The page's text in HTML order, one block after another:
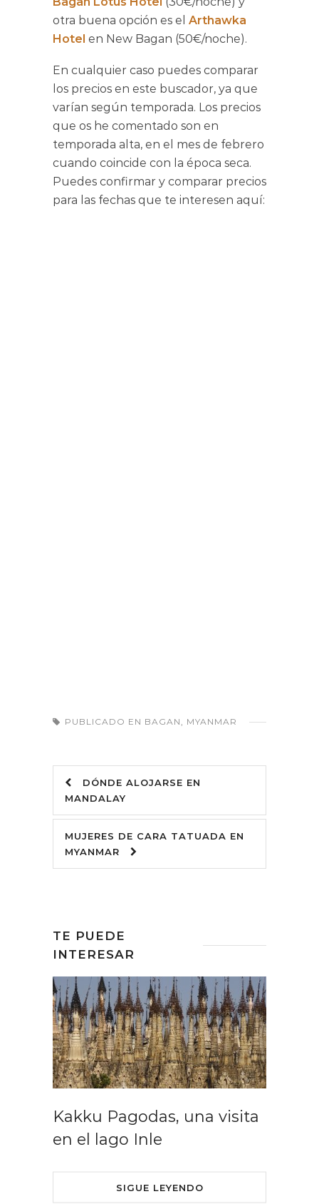
otra buena opción es el Arthawka
Hotel en New Bagan (50€/noche).
En cualquier caso puedes comparar
los precios en este buscador, ya que
varían según temporada. Los precios
que os he comentado son en
temporada alta, en el mes de febrero
cuando coincide con la época seca.
Puedes confirmar y comparar precios
para las fechas que te interesen aquí:
PUBLICADO EN BAGAN MYANMAR
DÓNDE ALOJARSE EN
MANDALAY
MUJERES DE CARA TATUADA EN
MYANMAR
TE PUEDE
INTERESAR
Kakku Pagodas, una visita
en el lago Inle
SIGUE LEYENDO